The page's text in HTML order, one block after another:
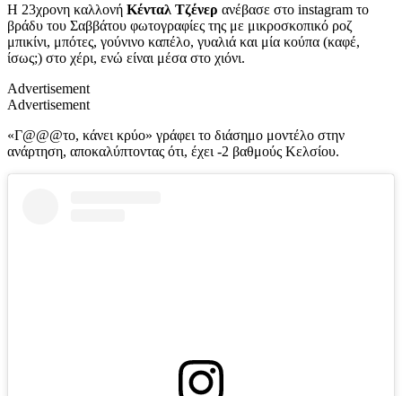
Η 23χρονη καλλονή Κένταλ Τζένερ ανέβασε στο instagram το
βράδυ του Σαββάτου φωτογραφίες της με μικροσκοπικό ροζ
μπικίνι, μπότες, γούνινο καπέλο, γυαλιά και μία κούπα (καφέ,
ίσως;) στο χέρι, ενώ είναι μέσα στο χιόνι.
Advertisement
Advertisement
«Γ@@@το, κάνει κρύο» γράφει το διάσημο μοντέλο στην
ανάρτηση, αποκαλύπτοντας ότι, έχει -2 βαθμούς Κελσίου.